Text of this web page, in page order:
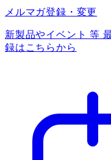
メルマガ登録・変更
新製品やイベント 等
録はこちらから